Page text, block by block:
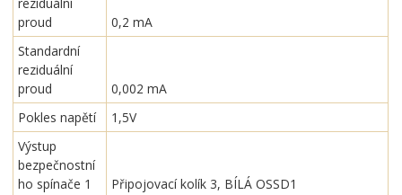
proud
0,2 mA
Standardní
reziduální
proud
0,002 mA
Pokles napětí
1,5V
Výstup
bezpečnostní
ho spínače 1
Připojovací kolík 3, BÍLÁ OSSD1